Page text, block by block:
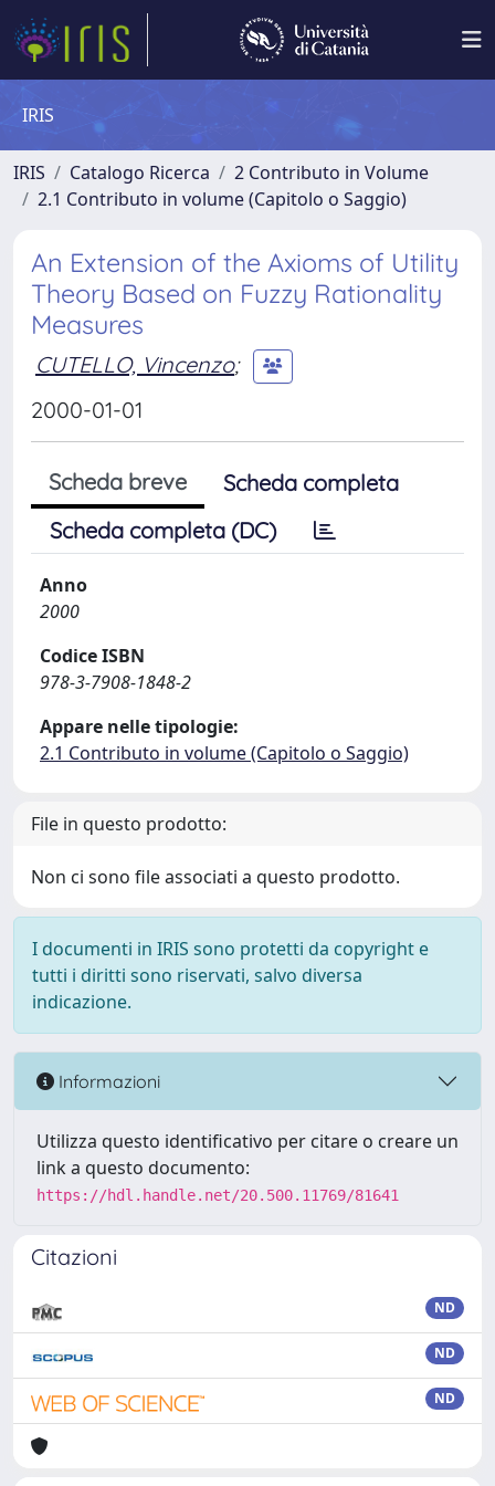
IRIS
IRIS Catalogo Ricerca
2 Contributo in Volume
2.1 Contributo in volume (Capitolo o Saggio)
An Extension of the Axioms of Utility
Theory Based on Fuzzy Rationality
Measures
CUTELLO, Vincenzo;
2000-01-01
Scheda breve
Scheda completa
Scheda completa (DC)
Anno
2000
Codice ISBN
978-3-7908-1848-2
Appare nelle tipologie:
2.1 Contributo in volume (Capitolo o Saggio)
File in questo prodotto:
Non ci sono file associati a questo prodotto.
I documenti in IRIS sono protetti da copyright e
tutti i diritti sono riservati, salvo diversa
indicazione.
Informazioni
Utilizza questo identificativo per citare o creare un
link a questo documento:
https://hdl.handle.net/20.500.11769/81641
Citazioni
ND
ND
ND